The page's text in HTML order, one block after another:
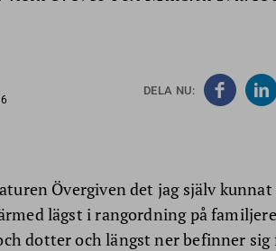
DELA NU:
Övergiven det jag själv kunnat
lägst i rangordning på
dotter och längst ner befinner sig